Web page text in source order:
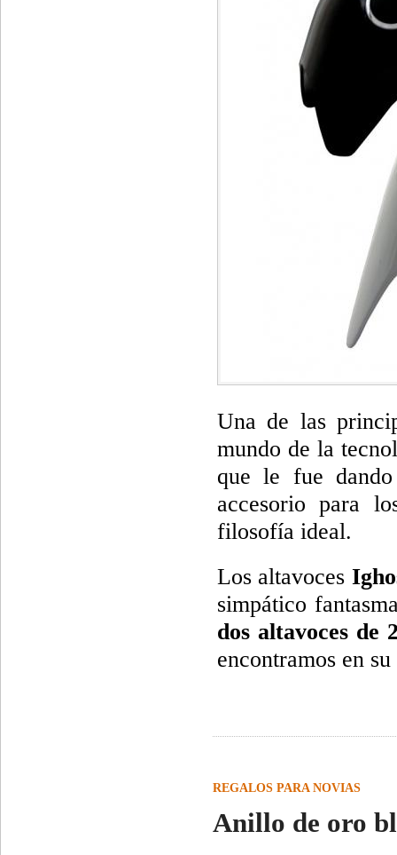
Una de las
mundo de la
que le fue
accesorio para
filosofía ideal.
Los altavoces
simpático
dos altavoces de
encontramos en
REGALOS PARA NOVIAS
Anillo de oro